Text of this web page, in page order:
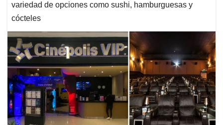
variedad de opciones como sushi, hamburguesas y
cócteles